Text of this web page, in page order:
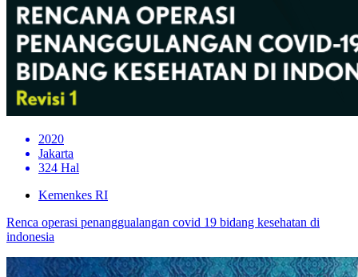
2020
Jakarta
324 Hal
Kemenkes RI
Renca operasi penanggualangan covid 19 bidang kesehatan di
indonesia